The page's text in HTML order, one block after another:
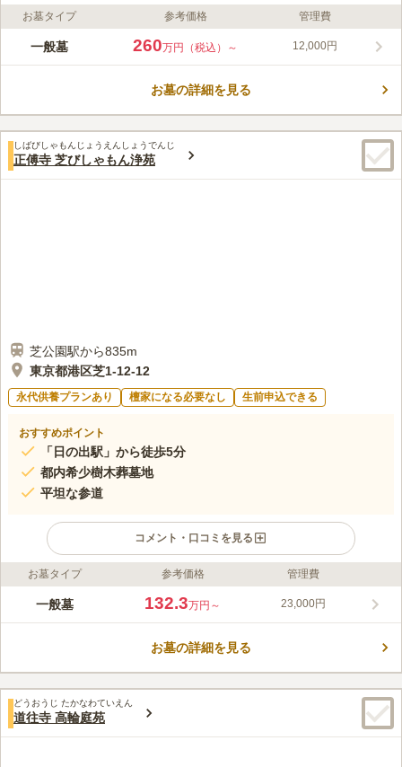
ライフドット編集部のコメント
花岳院は増上寺の坊中四十八寺院のうち、「七大庭園」とも呼ば
の格の高さがうかがえます。港区芝という都心の一等地にあるた
されています。
口コミ評価
この霊園はまだ誰からも評価されていません。
お墓タイプ 参考価格 管理費
一般墓 260万円（税込）～ 12,000円
お墓の詳細を見る
しばびしゃもんじょうえんしょうでんじ
正傅寺 芝びしゃもん浄苑
芝公園駅から835m
東京都港区芝1-12-12
永代供養プランあり 檀家になる必要なし 生前申込できる
おすすめポイント
「日の出駅」から徒歩5分
都内希少樹木葬墓地
平坦な参道
コメント・口コミを見る
ライフドット編集部のコメント
JR山手線「浜松町」駅より徒歩9分の好立地で、駐車場もあるた
まり見られない樹木葬墓地が採用され近年注目を集めている墓地
口コミ評価
この霊園はまだ誰からも評価されていません。
お墓タイプ 参考価格 管理費
一般墓 132.3万円～ 23,000円
お墓の詳細を見る
どうおうじ たかなわていえん
道往寺 高輪庭苑